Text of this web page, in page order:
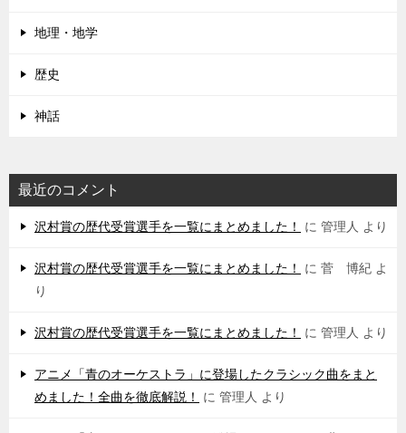
地理・地学
歴史
神話
最近のコメント
沢村賞の歴代受賞選手を一覧にまとめました！ に 管理人 より
沢村賞の歴代受賞選手を一覧にまとめました！ に 菅 博紀 よ
り
沢村賞の歴代受賞選手を一覧にまとめました！ に 管理人 より
アニメ「青のオーケストラ」に登場したクラシック曲をまと
めました！全曲を徹底解説！
に 管理人 より